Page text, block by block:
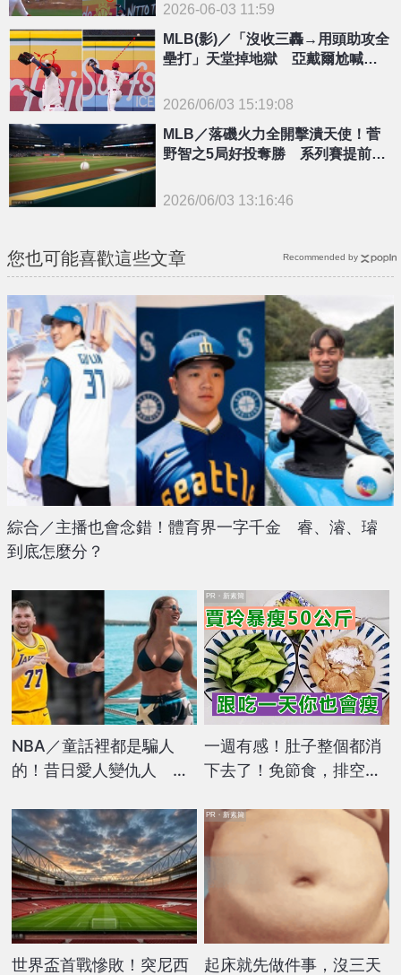
2026-06-03 11:59
{PLAYICON}
MLB(影)／「沒收三轟→用頭助攻全
壘打」天堂掉地獄 亞戴爾尬喊：
2026/06/03 15:19:08
MLB／落磯火力全開擊潰天使！菅
野智之5局好投奪勝 系列賽提前入
2026/06/03 13:16:46
您也可能喜歡這些文章
綜合／主播也會念錯！體育界一字千金 睿、濬、璿
到底怎麼分？
NBA／童話裡都是騙人
的！昔日愛人變仇人 湖
16億和解金
一週有感！肚子整個都消
下去了！免節食，排空順
PR・新素簡
世界盃首戰慘敗！突尼西
起床就先做件事，沒三天
PR・新素簡
Recommended by